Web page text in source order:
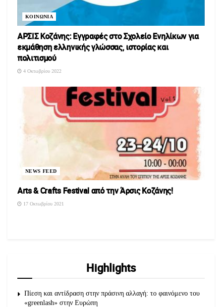
ΚΟΙΝΩΝΙΑ
ΑΡΣΙΣ Κοζάνης: Εγγραφές στο Σχολείο Ενηλίκων για
εκμάθηση ελληνικής γλώσσας, ιστορίας και
πολιτισμού
4 Οκτωβρίου 2022
NEWS FEED
Arts & Crafts Festival από την Άρσις Κοζάνης!
17 Οκτωβρίου 2021
Highlights
Πίεση και αντίδραση στην πράσινη αλλαγή: το φαινόμενο του
«greenlash» στην Ευρώπη